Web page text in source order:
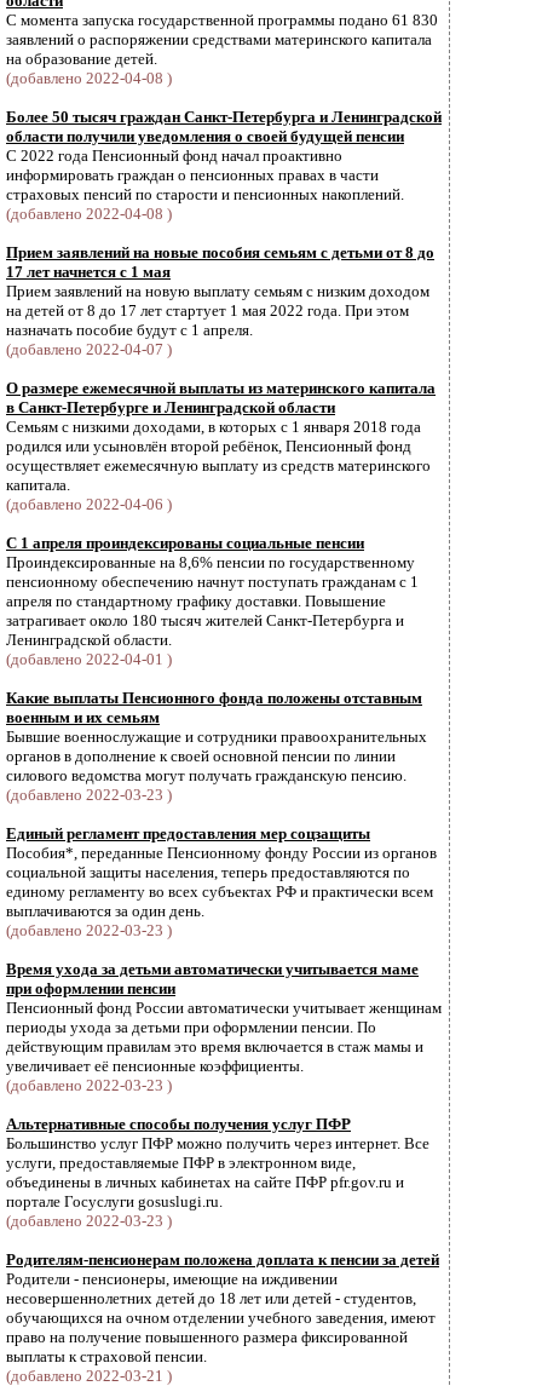
С момента запуска государственной программы подано 61 830
заявлений о распоряжении средствами материнского капитала
на образование детей.
(добавлено 2022-04-08 )
Более 50 тысяч граждан Санкт-Петербурга и Ленинградской
области получили уведомления о своей будущей пенсии
С 2022 года Пенсионный фонд начал проактивно
информировать граждан о пенсионных правах в части
страховых пенсий по старости и пенсионных накоплений.
(добавлено 2022-04-08 )
Прием заявлений на новые пособия семьям с детьми от 8 до
17 лет начнется с 1 мая
Прием заявлений на новую выплату семьям с низким доходом
на детей от 8 до 17 лет стартует 1 мая 2022 года. При этом
назначать пособие будут с 1 апреля.
(добавлено 2022-04-07 )
О размере ежемесячной выплаты из материнского капитала
в Санкт-Петербурге и Ленинградской области
Семьям с низкими доходами, в которых с 1 января 2018 года
родился или усыновлён второй ребёнок, Пенсионный фонд
осуществляет ежемесячную выплату из средств материнского
капитала.
(добавлено 2022-04-06 )
С 1 апреля проиндексированы социальные пенсии
Проиндексированные на 8,6% пенсии по государственному
пенсионному обеспечению начнут поступать гражданам с 1
апреля по стандартному графику доставки. Повышение
затрагивает около 180 тысяч жителей Санкт-Петербурга и
Ленинградской области.
(добавлено 2022-04-01 )
Какие выплаты Пенсионного фонда положены отставным
военным и их семьям
Бывшие военнослужащие и сотрудники правоохранительных
органов в дополнение к своей основной пенсии по линии
силового ведомства могут получать гражданскую пенсию.
(добавлено 2022-03-23 )
Единый регламент предоставления мер соцзащиты
Пособия*, переданные Пенсионному фонду России из органов
социальной защиты населения, теперь предоставляются по
единому регламенту во всех субъектах РФ и практически всем
выплачиваются за один день.
(добавлено 2022-03-23 )
Время ухода за детьми автоматически учитывается маме
при оформлении пенсии
Пенсионный фонд России автоматически учитывает женщинам
периоды ухода за детьми при оформлении пенсии. По
действующим правилам это время включается в стаж мамы и
увеличивает её пенсионные коэффициенты.
(добавлено 2022-03-23 )
Альтернативные способы получения услуг ПФР
Большинство услуг ПФР можно получить через интернет. Все
услуги, предоставляемые ПФР в электронном виде,
объединены в личных кабинетах на сайте ПФР pfr.gov.ru и
портале Госуслуги gosuslugi.ru.
(добавлено 2022-03-23 )
Родителям-пенсионерам положена доплата к пенсии за детей
Родители - пенсионеры, имеющие на иждивении
несовершеннолетних детей до 18 лет или детей - студентов,
обучающихся на очном отделении учебного заведения, имеют
право на получение повышенного размера фиксированной
выплаты к страховой пенсии.
(добавлено 2022-03-21 )